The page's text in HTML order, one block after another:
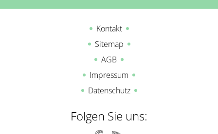
Kontakt
Sitemap
AGB
Impressum
Datenschutz
Folgen Sie uns: